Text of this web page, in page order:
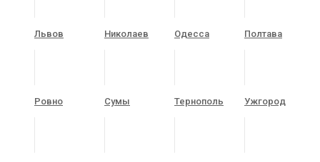
Львов Николаев Одесса Полтава
Ровно Сумы Тернополь Ужгород